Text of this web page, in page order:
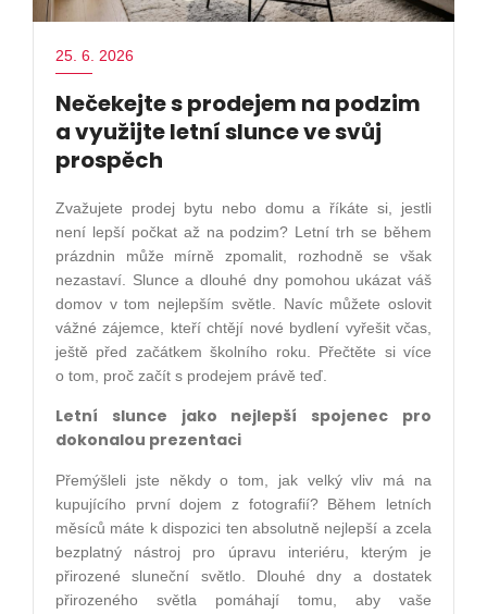
25. 6. 2026
Nečekejte s prodejem na podzim
a využijte letní slunce ve svůj
prospěch
Zvažujete prodej bytu nebo domu a říkáte si, jestli
není lepší počkat až na podzim? Letní trh se během
prázdnin může mírně zpomalit, rozhodně se však
nezastaví. Slunce a dlouhé dny pomohou ukázat váš
domov v tom nejlepším světle. Navíc můžete oslovit
vážné zájemce, kteří chtějí nové bydlení vyřešit včas,
ještě před začátkem školního roku. Přečtěte si více
o tom, proč začít s prodejem právě teď.
Letní slunce jako nejlepší spojenec pro
dokonalou prezentaci
Přemýšleli jste někdy o tom, jak velký vliv má na
kupujícího první dojem z fotografií? Během letních
měsíců máte k dispozici ten absolutně nejlepší a zcela
bezplatný nástroj pro úpravu interiéru, kterým je
přirozené sluneční světlo. Dlouhé dny a dostatek
přirozeného světla pomáhají tomu, aby vaše